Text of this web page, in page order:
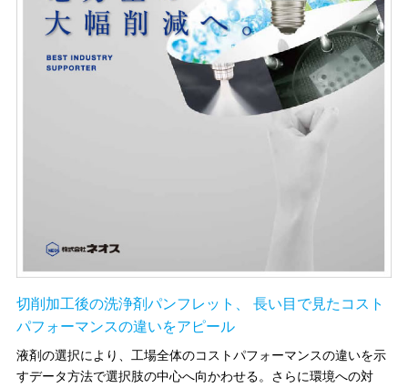
切削加工後の洗浄剤パンフレット、 長い目で見たコスト
パフォーマンスの違いをアピール
液剤の選択により、工場全体のコストパフォーマンスの違いを示
すデータ方法で選択肢の中心へ向かわせる。さらに環境への対